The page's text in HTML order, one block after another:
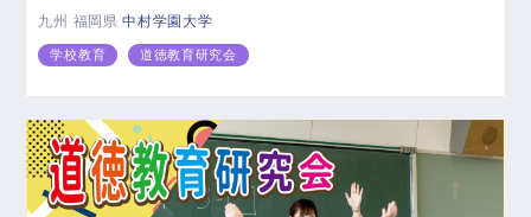
九州 福岡県中村学園大学
学校教育 道徳教育研究会